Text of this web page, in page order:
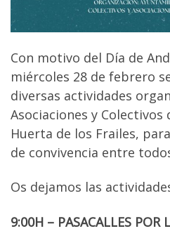
Con motivo del Día de
miércoles 28 de febrero
diversas actividades
Asociaciones y
Huerta de los Frailes,
de convivencia entre
Os dejamos las
9:00H – PASACALLES POR